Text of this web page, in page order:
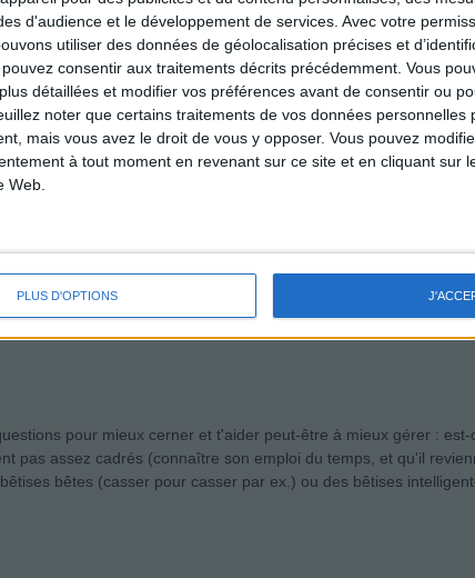
d'audience et le développement de services. Avec votre
utiliser des données de géolocalisation précises et
consentir aux traitements décrits précédemment. Vous
détaillées et modifier vos préférences avant de consentir ou
noter que certains traitements de vos données personnelles
mais vous avez le droit de vous y opposer. Vous pouvez
à tout moment en revenant sur ce site et en cliquant sur
Web.
PLUS D'OPTIONS
que toi. . . Perso, je pense que je devance beaucoup trop
. .ils ne sont pas satisfaits. Alors parfois, on essaie de ne rien
des choses simples : peinture, gâteau. . . voir RIEN DU TOUT et
loin ?
c'est pas si cool d'avoir toutes les vacances scolaires : certes, tu
toute seule à la maison à glander un peu. . .YES ! ça fait du
te laisse les miens !!!. . ...Hi ! Hi! Hi ! Tu y perds un peu au
pour mieux cerner et t'aider peut-être à mieux gérer :
pas assez cadrés (connaître son emploi du temps, et qu'il
bêtes (casser pour casser par ex.) ou des bêtises